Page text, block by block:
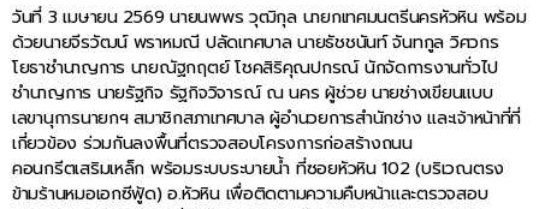
วันที่ 3 เมษายน 2569 นายนพพร วุฒิกุล นายกเทศมนตรีนครหัวหิน พร้อม
ด้วยนายจีรวัฒน์ พราหมณี ปลัดเทศบาล นายธัชชนันท์ จันทกูล วิศวกร
โยธาชำนาญการ นายณัฐกฤตย์ โชคสิริคุณปกรณ์ นักจัดการงานทั่วไป
ชำนาญการ นายรัฐกิจ รัฐกิจวิจารณ์ ณ นคร ผู้ช่วย นายช่างเขียนแบบ
เลขานุการนายกฯ สมาชิกสภาเทศบาล ผู้อำนวยการสำนักช่าง และเจ้าหน้าที่ที่
เกี่ยวข้อง ร่วมกันลงพื้นที่ตรวจสอบโครงการก่อสร้างถนน
คอนกรีตเสริมเหล็ก พร้อมระบบระบายน้ำ ที่ซอยหัวหิน 102 (บริเวณตรง
ข้ามร้านหมอเอกซีฟู้ด) อ.หัวหิน เพื่อติดตามความคืบหน้าและตรวจสอบ